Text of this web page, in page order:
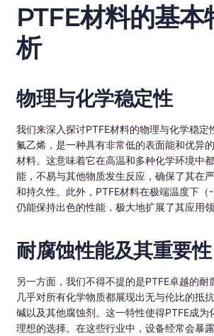
PTFE材料的基本
析
物理与化学稳定性
我们来深入探讨PTFE材料的物理与化学稳定
氟乙烯，是一种具有非常低的表面能和优异
材料。这意味着它在高温和多种化学环境中
能，不易与其他物质发生反应，确保了其在
和持久性。此外，PTFE材料在极端温度下（-
仍能保持出色的性能，极大地扩展了其应用领
耐腐蚀性能及其重要性
另一方面，我们不得不提的是PTFE卓越的耐
几乎对所有化学物质都展现出无与伦比的抵
碱以及其他腐蚀剂。这一特性使得PTFE成为
理想的选择。在这些行业中，设备经常会暴